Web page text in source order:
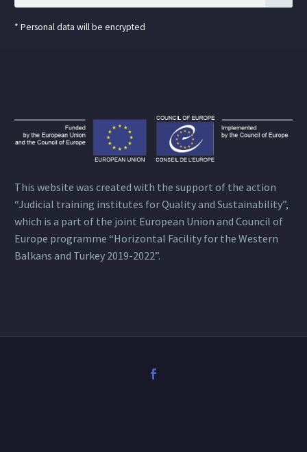
* Personal data will be encrypted
This website was created with the support of the action
“Judicial training institutes for Quality and Sustainability”,
which is a part of the joint European Union and Council of
Europe programme “Horizontal Facility for the Western
Balkans and Turkey 2019-2022”.